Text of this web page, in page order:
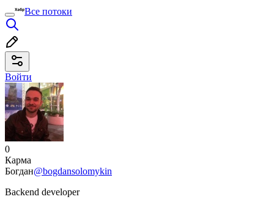
Все потоки
Войти
0
Карма
Богдан@bogdansolomykin
Backend developer